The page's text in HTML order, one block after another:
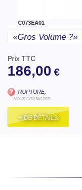
C073EA01
«gros Volume ?»
Prix TTC
186,00 €
RUPTURE,
NOUS CONTACTER
+ DE DÉTAILS